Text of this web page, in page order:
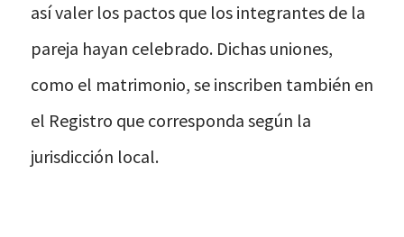
así valer los pactos que los integrantes de la
pareja hayan celebrado. Dichas uniones,
como el matrimonio, se inscriben también en
el Registro que corresponda según la
jurisdicción local.